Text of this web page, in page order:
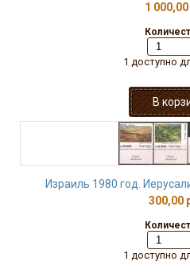
1 000,00
1 доступно
Израиль 1980 год.
300,00
1 доступно